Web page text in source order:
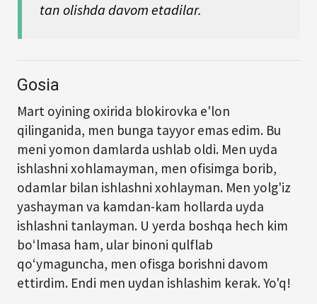
tan olishda davom etadilar.
Gosia
Mart oyining oxirida blokirovka e'lon
qilinganida, men bunga tayyor emas edim. Bu
meni yomon damlarda ushlab oldi. Men uyda
ishlashni xohlamayman, men ofisimga borib,
odamlar bilan ishlashni xohlayman. Men yolg'iz
yashayman va kamdan-kam hollarda uyda
ishlashni tanlayman. U yerda boshqa hech kim
bo‘lmasa ham, ular binoni qulflab
qo‘ymaguncha, men ofisga borishni davom
ettirdim. Endi men uydan ishlashim kerak. Yo'q!